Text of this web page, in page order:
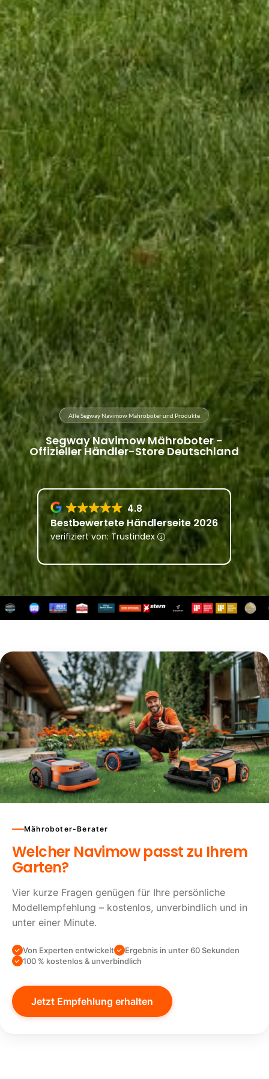
Alle Segway Navimow Mähroboter und Produkte
Segway Navimow Mähroboter -
Offizieller Händler-Store Deutschland
4.8
Bestbewertete Händlerseite 2026
verifiziert von: Trustindex
Mähroboter-Berater
Welcher Navimow passt zu Ihrem
Garten?
Vier kurze Fragen genügen für Ihre persönliche
Modellempfehlung – kostenlos, unverbindlich und in
unter einer Minute.
Von Experten entwickelt
Ergebnis in unter 60 Sekunden
100 % kostenlos & unverbindlich
Jetzt Empfehlung erhalten